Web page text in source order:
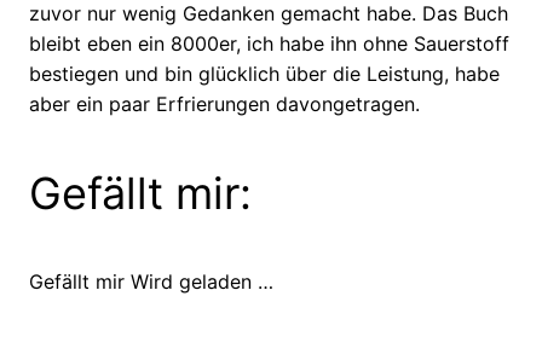
zuvor nur wenig Gedanken gemacht habe. Das Buch
bleibt eben ein 8000er, ich habe ihn ohne Sauerstoff
bestiegen und bin glücklich über die Leistung, habe
aber ein paar Erfrierungen davongetragen.
Gefällt mir:
Gefällt mir Wird geladen …